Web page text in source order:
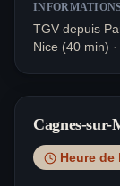
TGV depuis
Nice (40 min)
Cagnes-sur-
Heure de